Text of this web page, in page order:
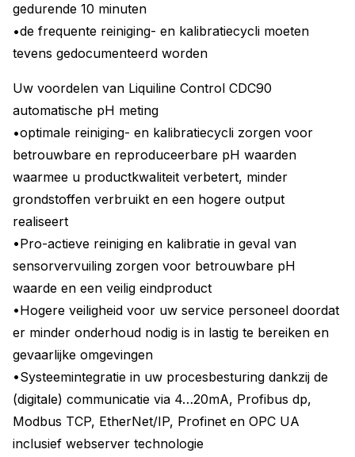
gedurende 10 minuten
•de frequente reiniging- en kalibratiecycli moeten
tevens gedocumenteerd worden
Uw voordelen van Liquiline Control CDC90
automatische pH meting
•optimale reiniging- en kalibratiecycli zorgen voor
betrouwbare en reproduceerbare pH waarden
waarmee u productkwaliteit verbetert, minder
grondstoffen verbruikt en een hogere output
realiseert
•Pro-actieve reiniging en kalibratie in geval van
sensorvervuiling zorgen voor betrouwbare pH
waarde en een veilig eindproduct
•Hogere veiligheid voor uw service personeel doordat
er minder onderhoud nodig is in lastig te bereiken en
gevaarlijke omgevingen
•Systeemintegratie in uw procesbesturing dankzij de
(digitale) communicatie via 4…20mA, Profibus dp,
Modbus TCP, EtherNet/IP, Profinet en OPC UA
inclusief webserver technologie